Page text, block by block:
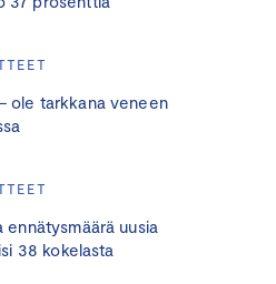
ole tarkkana veneen
uusia
38 kokelasta